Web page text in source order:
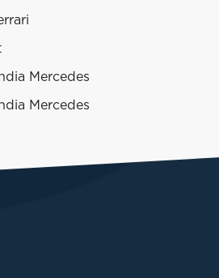
Mercedes
Mercedes